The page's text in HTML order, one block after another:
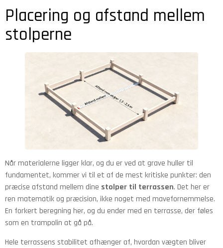
Placering og afstand mellem
stolperne
Når materialerne ligger klar, og du er ved at grave huller til
fundamentet, kommer vi til et af de mest kritiske punkter: den
præcise afstand mellem dine stolper til terrassen. Det her er
ren matematik og præcision, ikke noget med mavefornemmelse.
En forkert beregning her, og du ender med en terrasse, der føles
som en trampolin at gå på.
Hele terrassens stabilitet afhænger af, hvordan vægten bliver